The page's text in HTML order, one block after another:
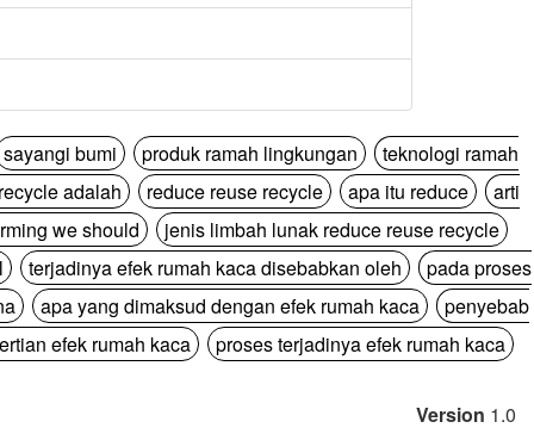
sayangi bumi produk ramah lingkungan
teknologi ramah
adalah
reduce reuse recycle apa itu reduce
arti
we should
jenis limbah lunak reduce reuse recycle
terjadinya efek rumah kaca disebabkan oleh
pada proses
apa yang dimaksud dengan efek rumah kaca
penyebab
efek rumah kaca
proses terjadinya efek rumah kaca
Version 1.0